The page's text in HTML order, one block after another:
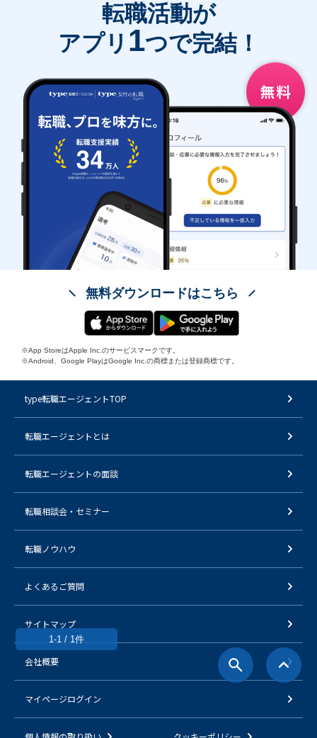
1-1 / 1件
転職活動が
アプリ 1つで完結！
無料ダウンロードはこちら
※App StoreはApple Inc.のサービスマークです。
※Android、Google PlayはGoogle Inc.の商標または登録商標です。
type転職エージェントTOP
転職エージェントとは
転職エージェントの面談
転職相談会・セミナー
転職ノウハウ
よくあるご質問
サイトマップ
会社概要
マイページログイン